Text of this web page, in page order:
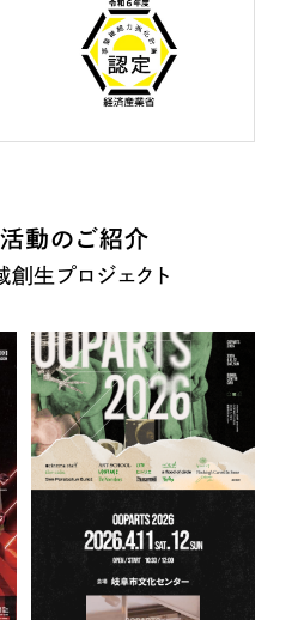
動のご紹介
生プロジェクト